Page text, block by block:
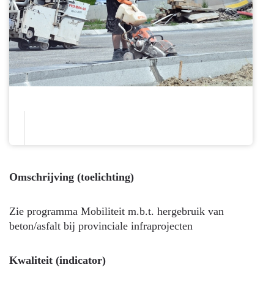
Omschrijving (toelichting)
Zie programma Mobiliteit m.b.t. hergebruik van
beton/asfalt bij provinciale infraprojecten
Kwaliteit (indicator)